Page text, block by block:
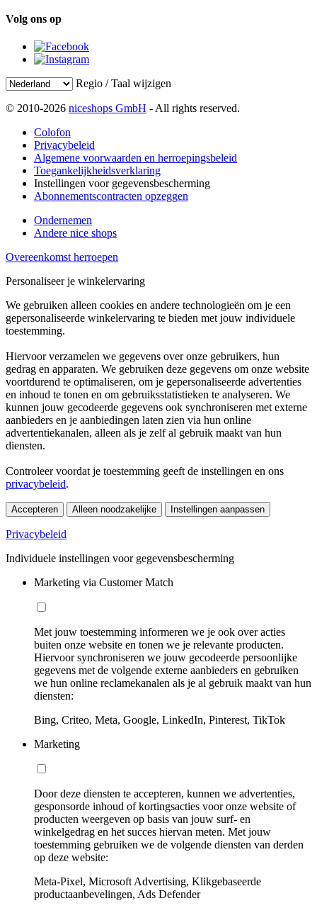
Volg ons op
Regio / Taal wijzigen
© 2010-2026 niceshops GmbH - All rights reserved.
Colofon
Privacybeleid
Algemene voorwaarden en herroepingsbeleid
Toegankelijkheidsverklaring
Instellingen voor gegevensbescherming
Abonnementscontracten opzeggen
Ondernemen
Andere nice shops
Overeenkomst herroepen
Personaliseer je winkelervaring
We gebruiken alleen cookies en andere technologieën om je een
gepersonaliseerde winkelervaring te bieden met jouw individuele
toestemming.
Hiervoor verzamelen we gegevens over onze gebruikers, hun
gedrag en apparaten. We gebruiken deze gegevens om onze website
voortdurend te optimaliseren, om je gepersonaliseerde advertenties
en inhoud te tonen en om gebruiksstatistieken te analyseren. We
kunnen jouw gecodeerde gegevens ook synchroniseren met externe
aanbieders en je aanbiedingen laten zien via hun online
advertentiekanalen, alleen als je zelf al gebruik maakt van hun
diensten.
Controleer voordat je toestemming geeft de instellingen en ons
privacybeleid.
Accepteren Alleen noodzakelijke Instellingen aanpassen
Privacybeleid
Individuele instellingen voor gegevensbescherming
Marketing via Customer Match
Met jouw toestemming informeren we je ook over acties
buiten onze website en tonen we je relevante producten.
Hiervoor synchroniseren we jouw gecodeerde persoonlijke
gegevens met de volgende externe aanbieders en gebruiken
we hun online reclamekanalen als je al gebruik maakt van hun
diensten:
Bing, Criteo, Meta, Google, LinkedIn, Pinterest, TikTok
Marketing
Door deze diensten te accepteren, kunnen we advertenties,
gesponsorde inhoud of kortingsacties voor onze website of
producten weergeven op basis van jouw surf- en
winkelgedrag en het succes hiervan meten. Met jouw
toestemming gebruiken we de volgende diensten van derden
op deze website:
Meta-Pixel, Microsoft Advertising, Klikgebaseerde
productaanbevelingen, Ads Defender